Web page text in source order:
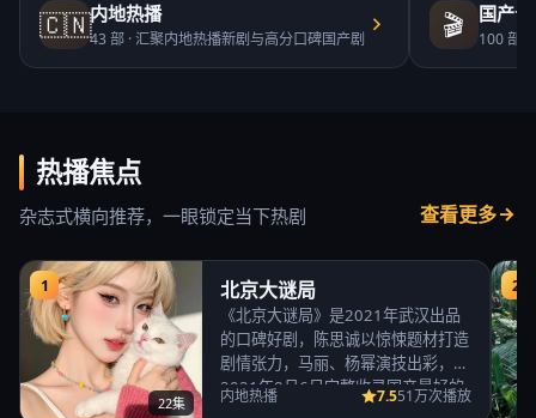
🇨🇳内地热播
43部 ·汇聚内地热播新剧与高分口碑国产剧 🎬 国产
100部 ·
热播焦点
杂志式横向推荐，一眼锁定当下热剧 查看更多
1
22集
北京大谜局
《北京大谜局》是2021年武汉出品
的口碑好剧，陈思诚以惊悚题材打造
剧情张力，马丽、杨幂演技出彩，
2021年8月6日完整收录国产最好的
内地热播 7.551万次播放
2